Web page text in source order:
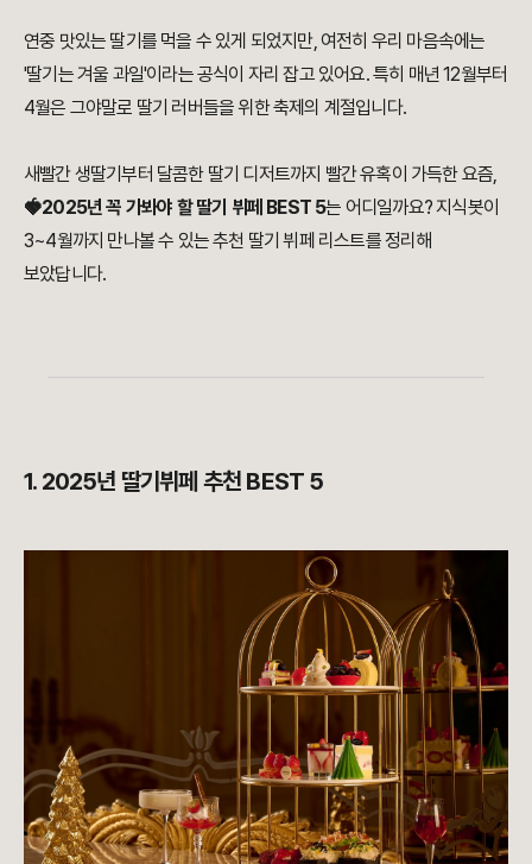
연중 맛있는 딸기를 먹을 수 있게 되었지만, 여전히 우리 마음속에는
'딸기는 겨울 과일'이라는 공식이 자리 잡고 있어요. 특히 매년 12월부터
4월은 그야말로 딸기 러버들을 위한 축제의 계절입니다.
새빨간 생딸기부터 달콤한 딸기 디저트까지 빨간 유혹이 가득한 요즘,
🍓2025년 꼭 가봐야 할 딸기 뷔페 BEST 5는 어디일까요? 지식봇이
3~4월까지 만나볼 수 있는 추천 딸기 뷔페 리스트를 정리해
보았답니다.
1. 2025년 딸기뷔페 추천 BEST 5